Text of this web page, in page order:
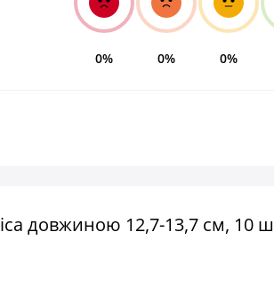
0% 0% 0%
довжиною 12,7-13,7 см, 10